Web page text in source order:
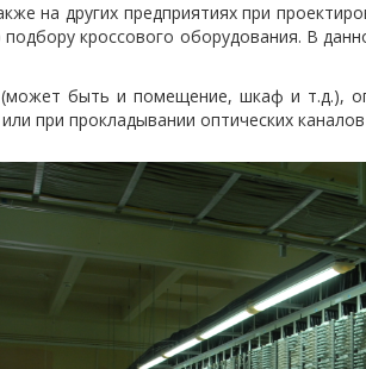
на других предприятиях при
подбору кроссового оборудования. В
быть и помещение, шкаф и т.д.),
при прокладывании оптических каналов